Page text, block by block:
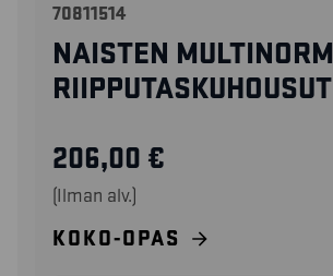
70811514
NAISTEN MULTINORM
RIIPPUTASKUHOUSUT
206,00 €
(Ilman alv.)
KOKO-OPAS